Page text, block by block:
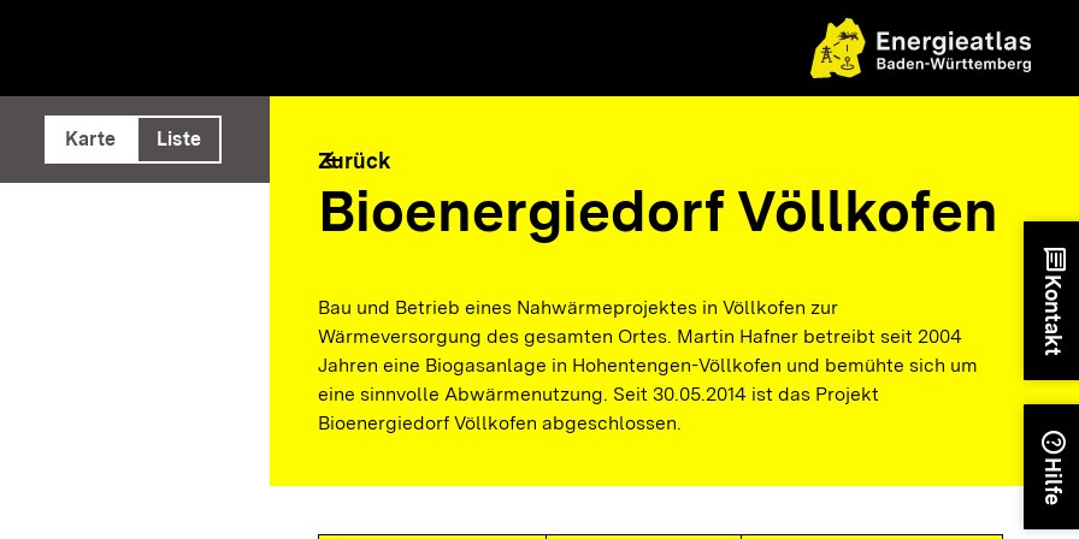
ausführen
Karte Liste
arrow_back
Zurück
Bioenergiedorf Völlkofen
Bau und Betrieb eines Nahwärmeprojektes in Völlkofen zur
Wärmeversorgung des gesamten Ortes. Martin Hafner betreibt seit 2004
Jahren eine Biogasanlage in Hohentengen-Völlkofen und bemühte sich um
eine sinnvolle Abwärmenutzung. Seit 30.05.2014 ist das Projekt
Bioenergiedorf Völlkofen abgeschlossen.
chat
Kontakt
help
Hilfe